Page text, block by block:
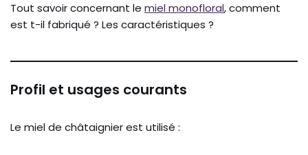
Tout savoir concernant le miel monofloral, comment
est t-il fabriqué ? Les caractéristiques ?
Profil et usages courants
Le miel de châtaignier est utilisé :